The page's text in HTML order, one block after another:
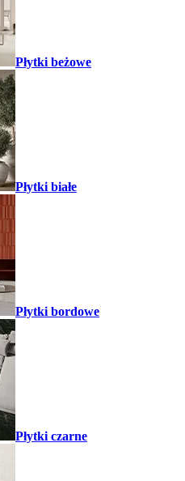
Płytki beżowe
Płytki białe
Płytki bordowe
Płytki czarne